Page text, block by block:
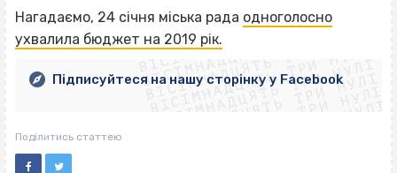
Нагадаємо, 24 січня міська рада одноголосно
ухвалила бюджет на 2019 рік.ВІСІМНАДЦЯТЬ ТРИ НУЛІ
ВІСІМНАДЦЯТЬ ТРИ НУЛІ
ВІСІМНАДЦЯТЬ ТРИ НУЛІ
ВІСІМНАДЦЯТЬ ТРИ НУЛІ
ВІСІМНАДЦЯТЬ ТРИ НУЛІ
ВІСІМНАДЦЯТЬ ТРИ НУЛІ
ВІСІМНАДЦЯТЬ ТРИ НУЛІ
ВІСІМНАДЦЯТЬ ТРИ НУЛІ
Підписуйтеся на нашу сторінку у Facebook
Поділитись статтею